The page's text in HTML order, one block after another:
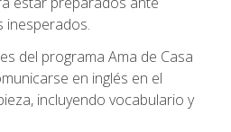
inesperados.
del programa Ama de Casa
en inglés en el
incluyendo vocabulario y